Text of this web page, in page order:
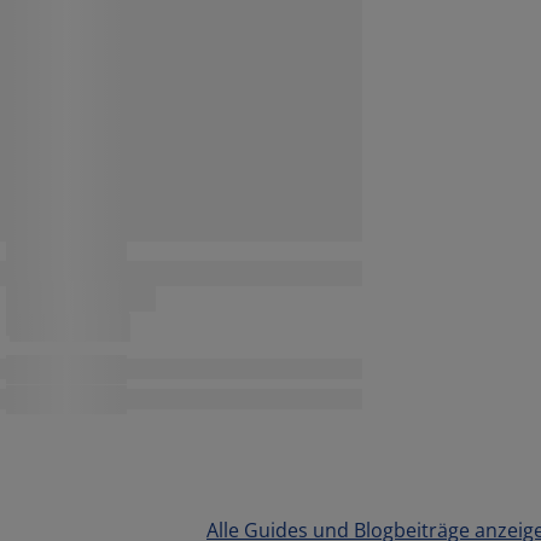
Alle Guides und Blogbeiträge